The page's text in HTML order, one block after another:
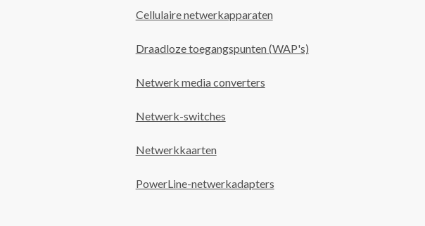
Cellulaire netwerkapparaten
Draadloze toegangspunten (WAP's)
Netwerk media converters
Netwerk-switches
Netwerkkaarten
PowerLine-netwerkadapters